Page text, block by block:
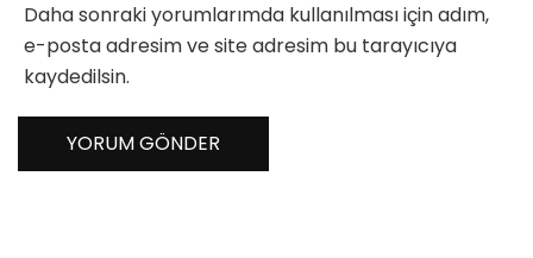
Daha sonraki yorumlarımda kullanılması için adım,
e-posta adresim ve site adresim bu tarayıcıya
kaydedilsin.